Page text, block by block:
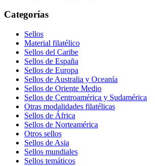
Categorías
Sellos
Material filatélico
Sellos del Caribe
Sellos de España
Sellos de Europa
Sellos de Australia y Oceanía
Sellos de Oriente Medio
Sellos de Centroamérica y Sudamérica
Otras modalidades filatélicas
Sellos de África
Sellos de Norteamérica
Otros sellos
Sellos de Asia
Sellos mundiales
Sellos temáticos